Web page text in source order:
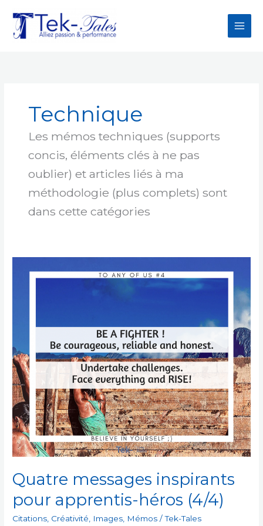
contenu
Technique
Les mémos techniques (supports
concis, éléments clés à ne pas
oublier) et articles liés à ma
méthodologie (plus complets) sont
dans cette catégories
Quatre messages inspirants
pour apprentis-héros (4/4)
Citations, Créativité, Images, Mémos /Tek-Tales